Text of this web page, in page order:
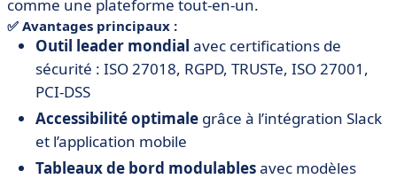
comme une plateforme tout-en-un.
✅ Avantages principaux :
Outil leader mondial avec certifications de
sécurité : ISO 27018, RGPD, TRUSTe, ISO 27001,
PCI-DSS
Accessibilité optimale grâce à l’intégration Slack
et l’application mobile
Tableaux de bord modulablesavec modèles